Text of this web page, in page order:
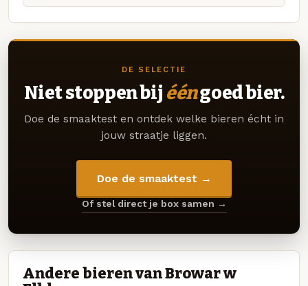
DE SELECTIE
Niet stoppen bij ééngoed bier.
Doe de smaaktest en ontdek welke bieren écht in
jouw straatje liggen.
Doe de smaaktest →
Of stel direct je box samen →
Andere bieren van Browar w